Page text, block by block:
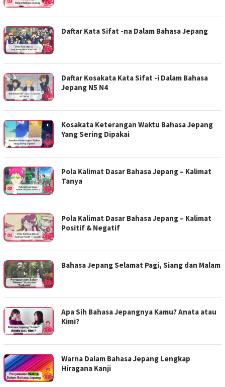
Daftar Kata Sifat -na Dalam Bahasa Jepang
Daftar Kosakata Kata Sifat -i Dalam Bahasa
Jepang N5 N4
Kosakata Keterangan Waktu Bahasa Jepang
Yang Sering Dipakai
Pola Kalimat Dasar Bahasa Jepang – Kalimat
Tanya
Pola Kalimat Dasar Bahasa Jepang – Kalimat
Positif & Negatif
Bahasa Jepang Selamat Pagi, Siang dan Malam
Apa Sih Bahasa Jepangnya Kamu? Anata atau
Kimi?
Warna Dalam Bahasa Jepang Lengkap
Hiragana Kanji